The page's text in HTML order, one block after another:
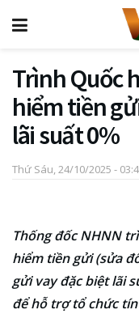
Trình Quốc
hiểm tiền
lãi suất 0%
Thứ Sáu, 24/10/2025 -
Thống đốc NHNN
hiểm tiền gửi (sửa
gửi vay đặc biệt lãi
để hỗ trợ tổ chức